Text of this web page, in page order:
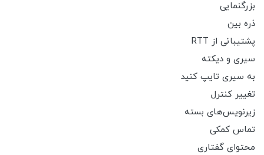
بزرگنمایی
ذره بین
پشتیبانی از RTT
سیری و دیکته
به سیری تایپ کنید
تغییر کنترل
زیرنویس‌های بسته
تماس کمکی
محتوای گفتاری